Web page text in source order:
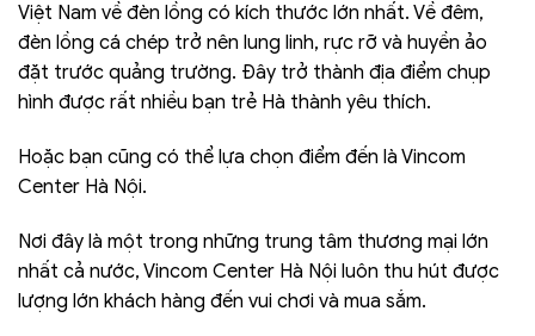
Việt Nam về đèn lồng có kích thước lớn nhất. Về đêm,
đèn lồng cá chép trở nên lung linh, rực rỡ và huyền ảo
đặt trước quảng trường. Đây trở thành địa điểm chụp
hình được rất nhiều bạn trẻ Hà thành yêu thích.
Hoặc bạn cũng có thể lựa chọn điểm đến là Vincom
Center Hà Nội.
Nơi đây là một trong những trung tâm thương mại lớn
nhất cả nước, Vincom Center Hà Nội luôn thu hút được
lượng lớn khách hàng đến vui chơi và mua sắm.